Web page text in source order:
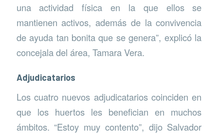
una actividad física en la que ellos se
mantienen activos, además de la convivencia
de ayuda tan bonita que se genera”, explicó la
concejala del área, Tamara Vera.
Adjudicatarios
Los cuatro nuevos adjudicatarios coinciden en
que los huertos les benefician en muchos
ámbitos. “Estoy muy contento”, dijo Salvador